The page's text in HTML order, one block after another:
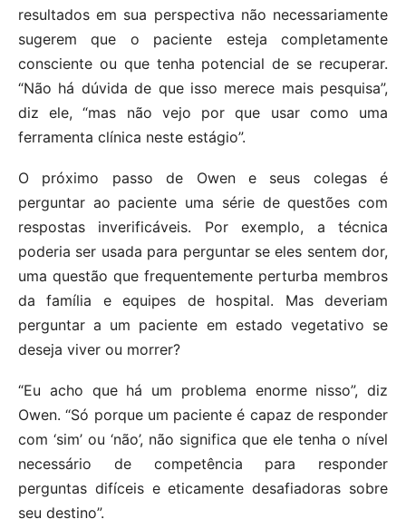
resultados em sua perspectiva não necessariamente
sugerem que o paciente esteja completamente
consciente ou que tenha potencial de se recuperar.
“Não há dúvida de que isso merece mais pesquisa”,
diz ele, “mas não vejo por que usar como uma
ferramenta clínica neste estágio”.
O próximo passo de Owen e seus colegas é
perguntar ao paciente uma série de questões com
respostas inverificáveis. Por exemplo, a técnica
poderia ser usada para perguntar se eles sentem dor,
uma questão que frequentemente perturba membros
da família e equipes de hospital. Mas deveriam
perguntar a um paciente em estado vegetativo se
deseja viver ou morrer?
“Eu acho que há um problema enorme nisso”, diz
Owen. “Só porque um paciente é capaz de responder
com ‘sim’ ou ‘não’, não significa que ele tenha o nível
necessário de competência para responder
perguntas difíceis e eticamente desafiadoras sobre
seu destino”.